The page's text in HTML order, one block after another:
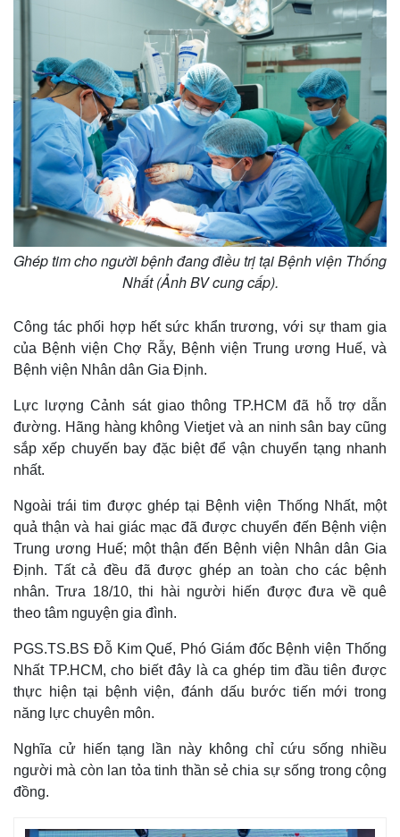
Thế giới
Quan sát
Cuộc sống đó đây
Hồ sơ
Multimedia
Video
Ảnh
E-Magazine
Infographic
Ghép tim cho người bệnh đang điều trị tại Bệnh viện Thống
Nhất (Ảnh BV cung cấp).
Công tác phối hợp hết sức khẩn trương, với sự tham gia
của Bệnh viện Chợ Rẫy, Bệnh viện Trung ương Huế, và
Bệnh viện Nhân dân Gia Định.
Lực lượng Cảnh sát giao thông TP.HCM đã hỗ trợ dẫn
đường. Hãng hàng không Vietjet và an ninh sân bay cũng
sắp xếp chuyến bay đặc biệt để vận chuyển tạng nhanh
nhất.
Ngoài trái tim được ghép tại Bệnh viện Thống Nhất, một
quả thận và hai giác mạc đã được chuyển đến Bệnh viện
Trung ương Huế; một thận đến Bệnh viện Nhân dân Gia
Định. Tất cả đều đã được ghép an toàn cho các bệnh
nhân. Trưa 18/10, thi hài người hiến được đưa về quê
theo tâm nguyện gia đình.
PGS.TS.BS Đỗ Kim Quế, Phó Giám đốc Bệnh viện Thống
Nhất TP.HCM, cho biết đây là ca ghép tim đầu tiên được
thực hiện tại bệnh viện, đánh dấu bước tiến mới trong
năng lực chuyên môn.
Nghĩa cử hiến tạng lần này không chỉ cứu sống nhiều
người mà còn lan tỏa tinh thần sẻ chia sự sống trong cộng
đồng.